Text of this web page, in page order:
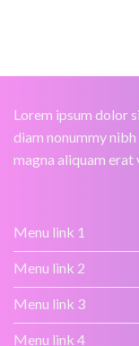
Lorem ipsum dolor
diam nonummy
magna aliquam
Menu link 1
Menu link 2
Menu link 3
Menu link 4